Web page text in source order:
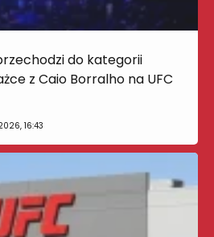
do kategorii
z Caio Borralho na UFC
16:43